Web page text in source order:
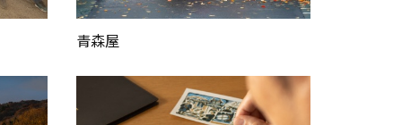
青森屋